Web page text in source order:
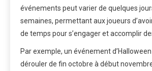
événements peut varier de quelques
semaines, permettant aux joueurs
de temps pour s’engager et accomplir
Par exemple, un événement
dérouler de fin octobre à début